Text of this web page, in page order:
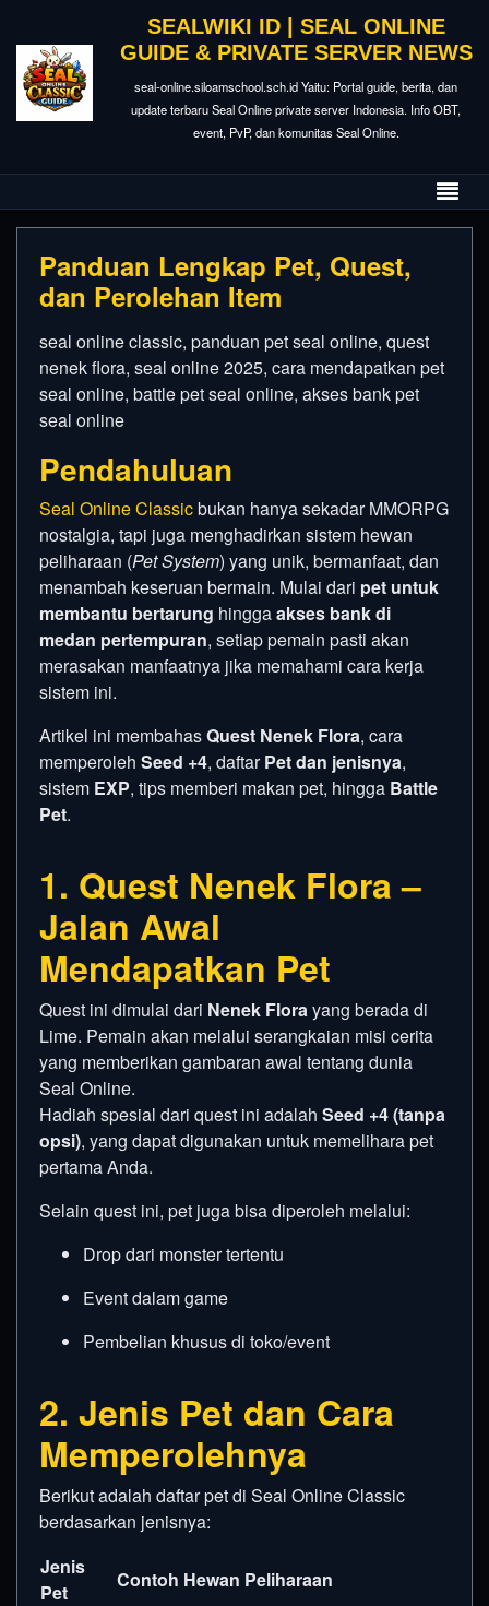
SEALWIKI ID | SEAL ONLINE
GUIDE & PRIVATE SERVER NEWS
seal-online.siloamschool.sch.id Yaitu: Portal guide, berita, dan
update terbaru Seal Online private server Indonesia. Info OBT,
event, PvP, dan komunitas Seal Online.
Panduan Lengkap Pet, Quest,
dan Perolehan Item
seal online classic, panduan pet seal online, quest
nenek flora, seal online 2025, cara mendapatkan pet
seal online, battle pet seal online, akses bank pet
seal online
Pendahuluan
Seal Online Classicbukan hanya sekadar MMORPG
nostalgia, tapi juga menghadirkan sistem hewan
peliharaan (Pet System) yang unik, bermanfaat, dan
menambah keseruan bermain. Mulai dari pet untuk
membantu bertarung hinggaakses bank di
medan pertempuran, setiap pemain pasti akan
merasakan manfaatnya jika memahami cara kerja
sistem ini.
Artikel ini membahasQuest Nenek Flora, cara
memperoleh Seed +4, daftarPet dan jenisnya,
sistem EXP, tips memberi makan pet, hingga Battle
Pet.
1. Quest Nenek Flora –
Jalan Awal
Mendapatkan Pet
Quest ini dimulai dari Nenek Florayang berada di
Lime. Pemain akan melalui serangkaian misi cerita
yang memberikan gambaran awal tentang dunia
Seal Online.
Hadiah spesial dari quest ini adalah Seed +4 (tanpa
opsi), yang dapat digunakan untuk memelihara pet
pertama Anda.
Selain quest ini, pet juga bisa diperoleh melalui:
Drop dari monster tertentu
Event dalam game
Pembelian khusus di toko/event
2. Jenis Pet dan Cara
Memperolehnya
Berikut adalah daftar pet di Seal Online Classic
berdasarkan jenisnya:
Jenis
Pet
Contoh Hewan Peliharaan